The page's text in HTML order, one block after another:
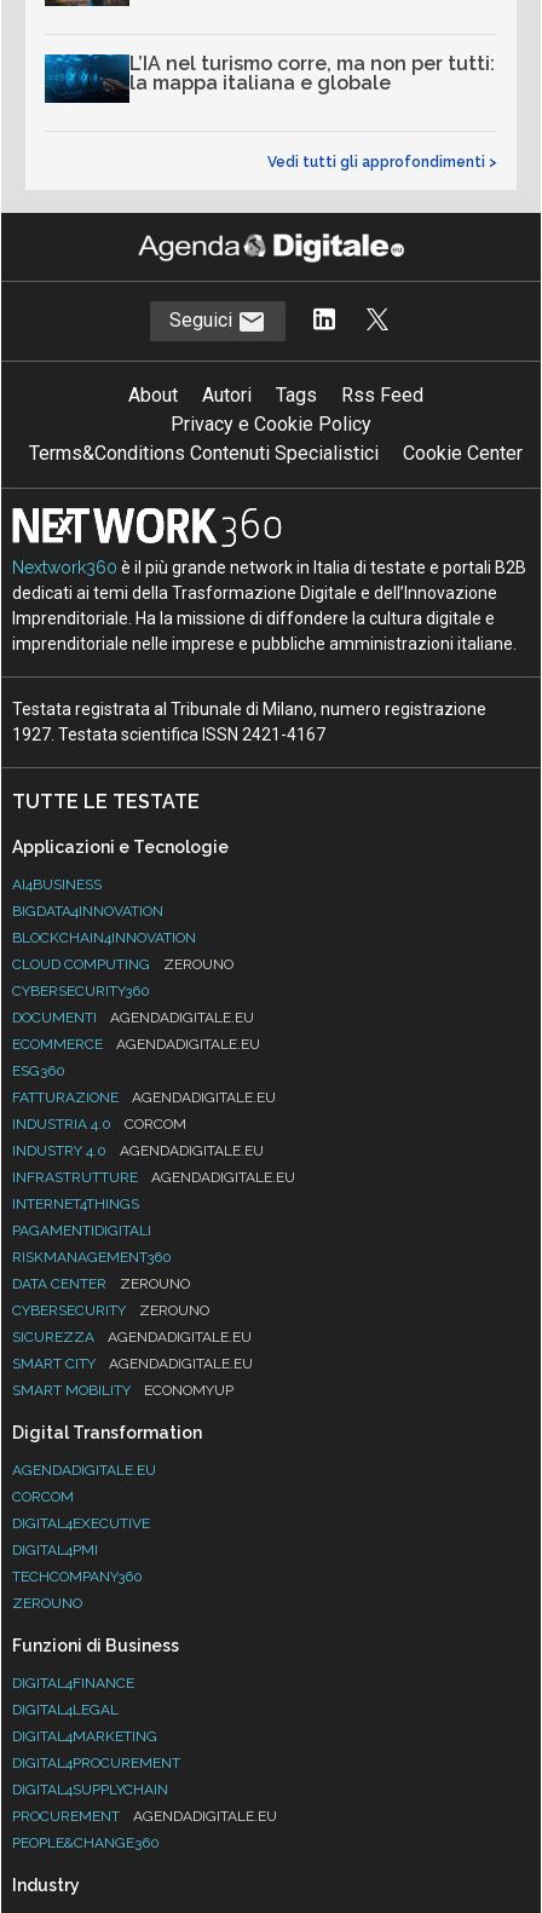
L’IA nel turismo corre, ma non per tutti:
la mappa italiana e globale
Vedi tutti gli approfondimenti >
Seguici
About Autori Tags
Rss Feed
Privacy e Cookie Policy
Terms&Conditions Contenuti Specialistici
Cookie Center
Nextwork360 è il più grande network in Italia di testate e portali B2B
dedicati ai temi della Trasformazione Digitale e dell’Innovazione
Imprenditoriale. Ha la missione di diffondere la cultura digitale e
imprenditoriale nelle imprese e pubbliche amministrazioni italiane.
Testata registrata al Tribunale di Milano, numero registrazione
1927. Testata scientifica ISSN 2421-4167
TUTTE LE TESTATE
Applicazioni e Tecnologie
AI4BUSINESS
BIGDATA4INNOVATION
BLOCKCHAIN4INNOVATION
CLOUD COMPUTING
ZEROUNO
CYBERSECURITY360
DOCUMENTI
AGENDADIGITALE.EU
ECOMMERCE
AGENDADIGITALE.EU
ESG360
FATTURAZIONE
AGENDADIGITALE.EU
INDUSTRIA 4.0
CORCOM
INDUSTRY 4.0
AGENDADIGITALE.EU
INFRASTRUTTURE
AGENDADIGITALE.EU
INTERNET4THINGS
PAGAMENTIDIGITALI
RISKMANAGEMENT360
DATA CENTER
ZEROUNO
CYBERSECURITY
ZEROUNO
SICUREZZA
AGENDADIGITALE.EU
SMART CITY
AGENDADIGITALE.EU
SMART MOBILITY
ECONOMYUP
Digital Transformation
AGENDADIGITALE.EU
CORCOM
DIGITAL4EXECUTIVE
DIGITAL4PMI
TECHCOMPANY360
ZEROUNO
Funzioni di Business
DIGITAL4FINANCE
DIGITAL4LEGAL
DIGITAL4MARKETING
DIGITAL4PROCUREMENT
DIGITAL4SUPPLYCHAIN
PROCUREMENT
AGENDADIGITALE.EU
PEOPLE&CHANGE360
Industry